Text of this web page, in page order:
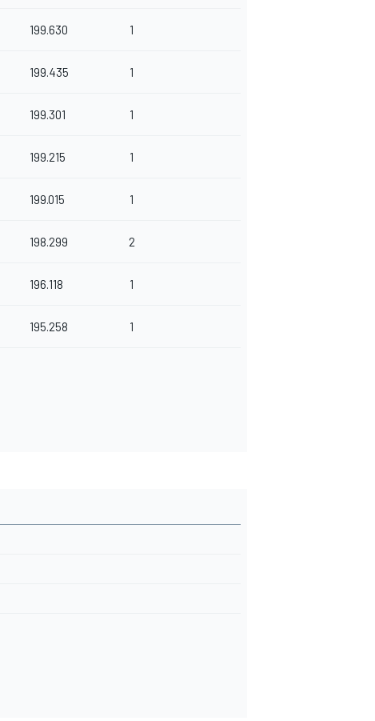
199.630 1
199.435 1
199.301 1
199.215 1
199.015 1
198.299 2
196.118 1
195.258 1